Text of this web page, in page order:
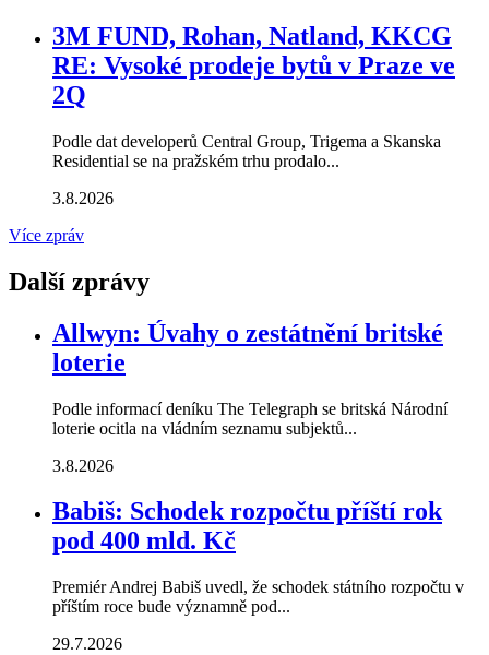
3M FUND, Rohan, Natland, KKCG
RE: Vysoké prodeje bytů v Praze ve
2Q
Podle dat developerů Central Group, Trigema a Skanska
Residential se na pražském trhu prodalo...
3.8.2026
Více zpráv
Další zprávy
Allwyn: Úvahy o zestátnění britské
loterie
Podle informací deníku The Telegraph se britská Národní
loterie ocitla na vládním seznamu subjektů...
3.8.2026
Babiš: Schodek rozpočtu příští rok
pod 400 mld. Kč
Premiér Andrej Babiš uvedl, že schodek státního rozpočtu v
příštím roce bude významně pod...
29.7.2026